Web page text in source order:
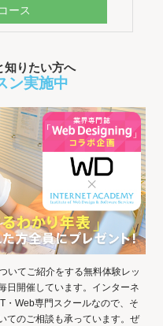
ース
知りたい方へ
ン実施中
いてご紹介をする無料体験レッ
日開催しています。インターネ
・Web専門スクールなので、そ
てのご相談も承っています。ぜ